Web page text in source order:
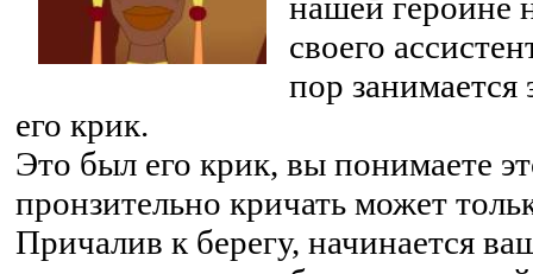
своего
пор
его крик.
Это был его крик, вы понимаете
пронзительно кричать может
Причалив к берегу, начинается